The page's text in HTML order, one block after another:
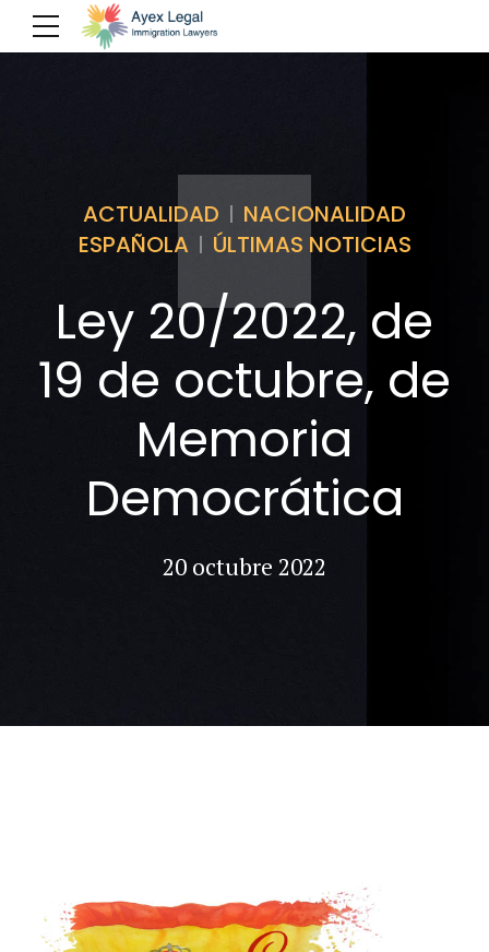
ACTUALIDAD
NACIONALIDAD
ESPAÑOLA
ÚLTIMAS NOTICIAS
Ley 20/2022, de
19 de octubre, de
Memoria
Democrática
20 octubre 2022